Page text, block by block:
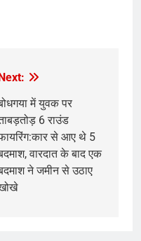
Next:
में युवक पर
6 राउंड
से आए थे 5
वारदात के बाद एक
ने जमीन से उठाए